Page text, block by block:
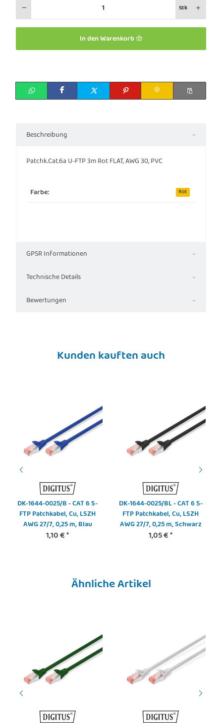
Stk
In den Warenkorb
Beschreibung
Patchk.Cat.6a U-FTP 3m Rot FLAT, AWG 30, PVC
Farbe: Rot
GPSR Informationen
Technische Details
Bewertungen
Kunden kauften auch
DK-1644-0025/B - CAT 6 S-
FTP Patchkabel, Cu, LSZH
AWG 27/7, 0,25 m, Blau
1,10 €*
DK-1644-0025/BL - CAT 6 S-
FTP Patchkabel, Cu, LSZH
AWG 27/7, 0,25 m, Schwarz
1,05 €*
Ähnliche Artikel